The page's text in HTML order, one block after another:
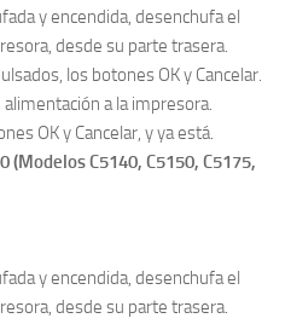
y encendida, desenchufa el
desde su parte trasera.
los botones OK y Cancelar.
a la impresora.
OK y Cancelar, y ya está.
(Modelos C5140, C5150, C5175,
y encendida, desenchufa el
desde su parte trasera.